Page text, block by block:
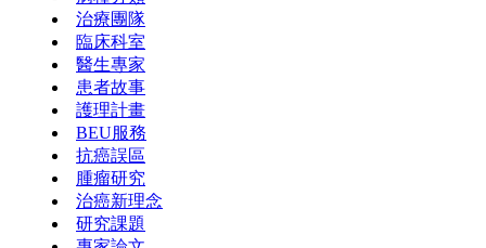
治療團隊
臨床科室
醫生專家
患者故事
護理計畫
BEU服務
抗癌誤區
腫瘤研究
治癌新理念
研究課題